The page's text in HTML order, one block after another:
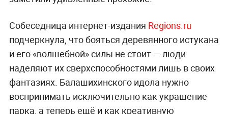
Собеседница интернет-издания Regions.ru
подчеркнула, что бояться деревянного истукана
и его «волшебной» силы не стоит — люди
наделяют их сверхспособностями лишь в своих
фантазиях. Балашихинского идола нужно
воспринимать исключительно как украшение
парка, а теперь ещё и как креативную